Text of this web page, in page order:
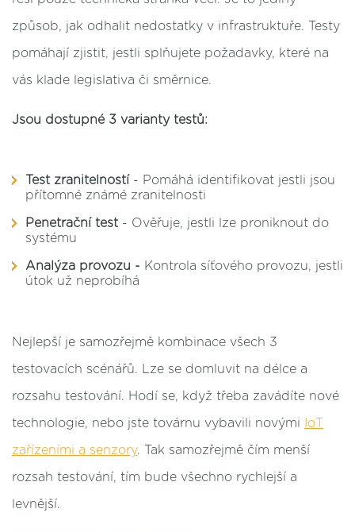
způsob, jak odhalit nedostatky v infrastruktuře. Testy
pomáhají zjistit, jestli splňujete požadavky, které na
vás klade legislativa či směrnice.
Jsou dostupné 3 varianty testů:
Test zranitelností - Pomáhá identifikovat jestli jsou
přítomné známé zranitelnosti
Penetrační test - Ověřuje, jestli lze proniknout do
systému
Analýza provozu - Kontrola síťového provozu, jestli
útok už neprobíhá
Nejlepší je samozřejmě kombinace všech 3
testovacích scénářů. Lze se domluvit na délce a
rozsahu testování. Hodí se, když třeba zavádíte nové
technologie, nebo jste továrnu vybavili novými IoT
zařízeními a senzory. Tak samozřejmě čím menší
rozsah testování, tím bude všechno rychlejší a
levnější.